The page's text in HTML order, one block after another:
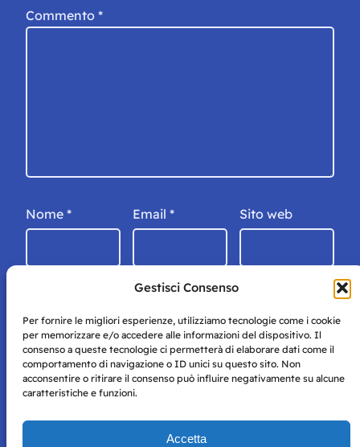
Gestisci Consenso
Per fornire le migliori esperienze, utilizziamo tecnologie come i cookie
per memorizzare e/o accedere alle informazioni del dispositivo. Il
consenso a queste tecnologie ci permetterà di elaborare dati come il
comportamento di navigazione o ID unici su questo sito. Non
acconsentire o ritirare il consenso può influire negativamente su alcune
caratteristiche e funzioni.
Accetta
Commento *
Nome * Email * Sito web
Storie di Napoli è una testata registrata presso il tribunale di